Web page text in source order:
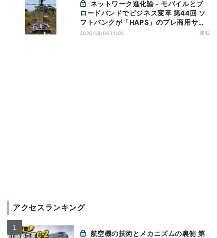
ロードバンドでビジネス変革 第44回 ソ
フトバンクが「HAPS」のプレ商用サー
ビス開始を表明、本格的な商用展開のめ
2026/08/06 11:00 連載
アクセスランキング